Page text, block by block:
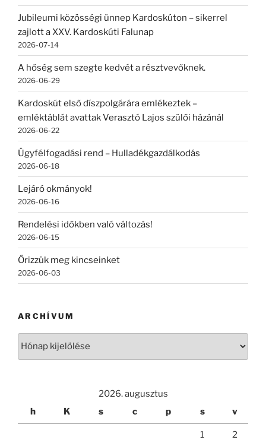
Jubileumi közösségi ünnep Kardoskúton – sikerrel
zajlott a XXV. Kardoskúti Falunap
2026-07-14
A hőség sem szegte kedvét a résztvevőknek.
2026-06-29
Kardoskút első díszpolgárára emlékeztek –
emléktáblát avattak Verasztó Lajos szülői házánál
2026-06-22
Ügyfélfogadási rend – Hulladékgazdálkodás
2026-06-18
Lejáró okmányok!
2026-06-16
Rendelési időkben való változás!
2026-06-15
Őrizzük meg kincseinket
2026-06-03
ARCHÍVUM
2026. augusztus
h
K s c p s v
1 2